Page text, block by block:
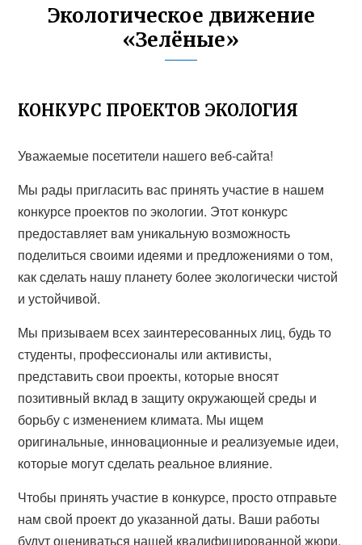
Экологическое движение
«Зелёные»
КОНКУРС ПРОЕКТОВ ЭКОЛОГИЯ
Уважаемые посетители нашего веб-сайта!
Мы рады пригласить вас принять участие в нашем
конкурсе проектов по экологии. Этот конкурс
предоставляет вам уникальную возможность
поделиться своими идеями и предложениями о том,
как сделать нашу планету более экологически чистой
и устойчивой.
Мы призываем всех заинтересованных лиц, будь то
студенты, профессионалы или активисты,
представить свои проекты, которые вносят
позитивный вклад в защиту окружающей среды и
борьбу с изменением климата. Мы ищем
оригинальные, инновационные и реализуемые идеи,
которые могут сделать реальное влияние.
Чтобы принять участие в конкурсе, просто отправьте
нам свой проект до указанной даты. Ваши работы
будут оцениваться нашей квалифицированной жюри,